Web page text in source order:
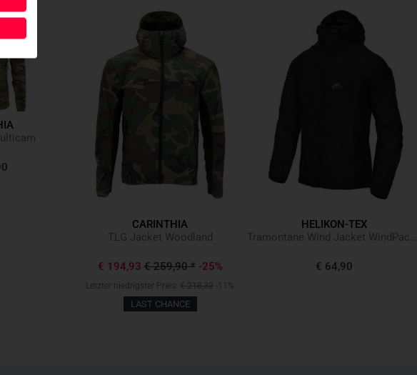
CARINTHIA
TLG Jacket Woodland
€ 194,93 € 259,90* -25%
Letzter niedrigster Preis: € 218,32 -11%
LAST CHANCE
HELIKON-TEX
€ 64,90